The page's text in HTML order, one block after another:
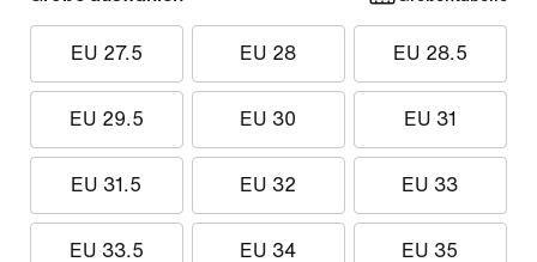
EU 27.5 EU 28 EU 28.5
EU 29.5 EU 30 EU 31
EU 31.5 EU 32 EU 33
EU 33.5 EU 34 EU 35